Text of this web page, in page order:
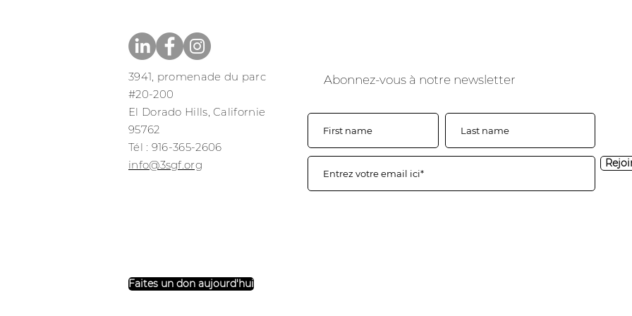
3941, promenade du parc
#20-200
El Dorado Hills, Californie
95762
​​Tél : 916-365-2606
​info@3sgf.org
Abonnez-vous à notre newsletter
Faites un don aujourd'hui